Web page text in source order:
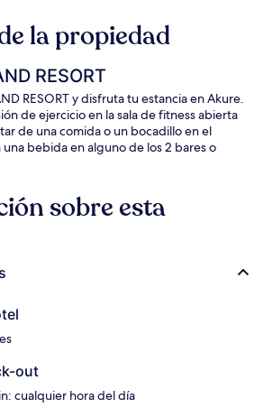
la propiedad
RESORT
RESORT y disfruta tu estancia en Akure.
de ejercicio en la sala de fitness abierta
de una comida o un bocadillo en el
bebida en alguno de los 2 bares o
sobre esta
out
cualquier hora del día